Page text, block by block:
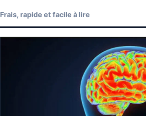
Frais, rapide et facile à lire